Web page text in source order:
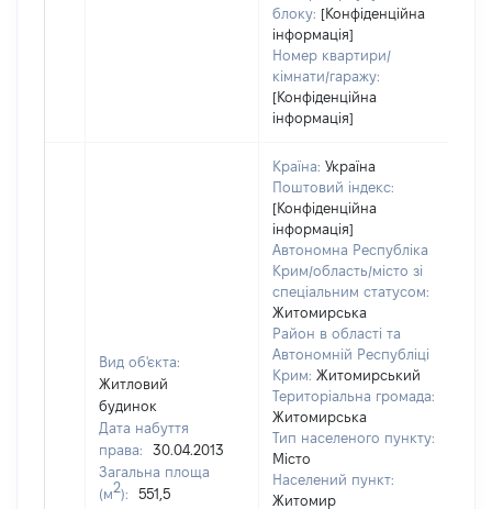
блоку: [Конфіденційна
інформація]
Номер квартири/
кімнати/гаражу:
[Конфіденційна
інформація]
Вид об'єкта:
Житловий
будинок
Дата набуття
права:
30.04.2013
Загальна площа
(м2):
551,5
Країна: Україна
Поштовий індекс:
[Конфіденційна
інформація]
Автономна Республіка
Крим/область/місто зі
спеціальним статусом:
Житомирська
Район в області та
Автономній Республіці
Крим: Житомирський
Територіальна громада:
Житомирська
Тип населеного пункту:
Місто
Населений пункт:
Житомир